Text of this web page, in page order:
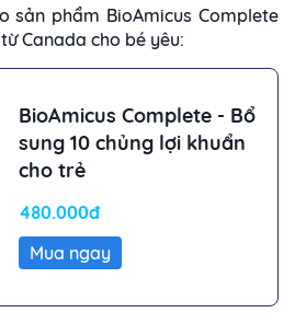
sản phẩm BioAmicus Complete
Canada cho bé yêu:
BioAmicus Complete - Bổ
sung 10 chủng lợi khuẩn
cho trẻ
480.000đ
Mua ngay